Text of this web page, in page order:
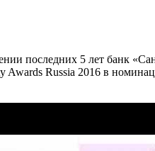
последних 5 лет банк
Russia 2016 в